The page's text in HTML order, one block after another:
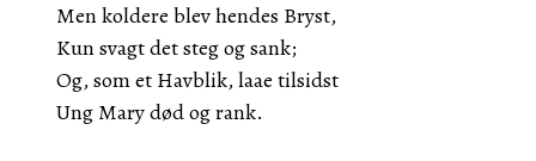
Men koldere blev hendes Bryst,
Kun svagt det steg og sank;
Og, som et Havblik, laae tilsidst
Ung Mary død og rank.